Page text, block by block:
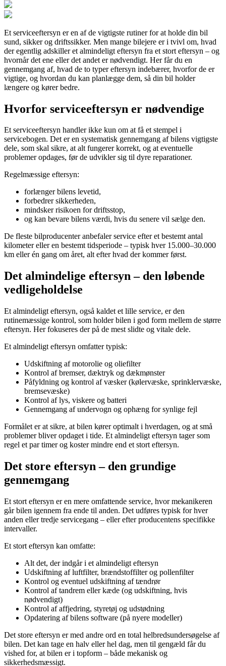
Et serviceeftersyn er en af de vigtigste rutiner for at holde din bil
sund, sikker og driftssikker. Men mange bilejere er i tvivl om, hvad
der egentlig adskiller et almindeligt eftersyn fra et stort eftersyn – og
hvornår det ene eller det andet er nødvendigt. Her får du en
gennemgang af, hvad de to typer eftersyn indebærer, hvorfor de er
vigtige, og hvordan du kan planlægge dem, så din bil holder
længere og kører bedre.
Hvorfor serviceeftersyn er nødvendige
Et serviceeftersyn handler ikke kun om at få et stempel i
servicebogen. Det er en systematisk gennemgang af bilens vigtigste
dele, som skal sikre, at alt fungerer korrekt, og at eventuelle
problemer opdages, før de udvikler sig til dyre reparationer.
Regelmæssige eftersyn:
forlænger bilens levetid,
forbedrer sikkerheden,
mindsker risikoen for driftsstop,
og kan bevare bilens værdi, hvis du senere vil sælge den.
De fleste bilproducenter anbefaler service efter et bestemt antal
kilometer eller en bestemt tidsperiode – typisk hver 15.000–30.000
km eller én gang om året, alt efter hvad der kommer først.
Det almindelige eftersyn – den løbende
vedligeholdelse
Et almindeligt eftersyn, også kaldet et lille service, er den
rutinemæssige kontrol, som holder bilen i god form mellem de større
eftersyn. Her fokuseres der på de mest slidte og vitale dele.
Et almindeligt eftersyn omfatter typisk:
Udskiftning af motorolie og oliefilter
Kontrol af bremser, dæktryk og dækmønster
Påfyldning og kontrol af væsker (kølervæske, sprinklervæske,
bremsevæske)
Kontrol af lys, viskere og batteri
Gennemgang af undervogn og ophæng for synlige fejl
Formålet er at sikre, at bilen kører optimalt i hverdagen, og at små
problemer bliver opdaget i tide. Et almindeligt eftersyn tager som
regel et par timer og koster mindre end et stort eftersyn.
Det store eftersyn – den grundige
gennemgang
Et stort eftersyn er en mere omfattende service, hvor mekanikeren
går bilen igennem fra ende til anden. Det udføres typisk for hver
anden eller tredje servicegang – eller efter producentens specifikke
intervaller.
Et stort eftersyn kan omfatte:
Alt det, der indgår i et almindeligt eftersyn
Udskiftning af luftfilter, brændstoffilter og pollenfilter
Kontrol og eventuel udskiftning af tændrør
Kontrol af tandrem eller kæde (og udskiftning, hvis
nødvendigt)
Kontrol af affjedring, styretøj og udstødning
Opdatering af bilens software (på nyere modeller)
Det store eftersyn er med andre ord en total helbredsundersøgelse af
bilen. Det kan tage en halv eller hel dag, men til gengæld får du
vished for, at bilen er i topform – både mekanisk og
sikkerhedsmæssigt.